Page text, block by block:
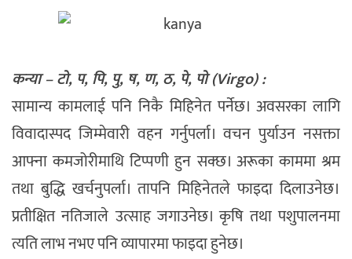
कन्या – टो, प, पि, पु, ष, ण, ठ, पे, पो (Virgo) :
सामान्य कामलाई पनि निकै मिहिनेत पर्नेछ। अवसरका लागि
विवादास्पद जिम्मेवारी वहन गर्नुपर्ला। वचन पुर्याउन नसक्ता
आफ्ना कमजोरीमाथि टिप्पणी हुन सक्छ। अरूका काममा श्रम
तथा बुद्धि खर्चनुपर्ला। तापनि मिहिनेतले फाइदा दिलाउनेछ।
प्रतीक्षित नतिजाले उत्साह जगाउनेछ। कृषि तथा पशुपालनमा
त्यति लाभ नभए पनि व्यापारमा फाइदा हुनेछ।